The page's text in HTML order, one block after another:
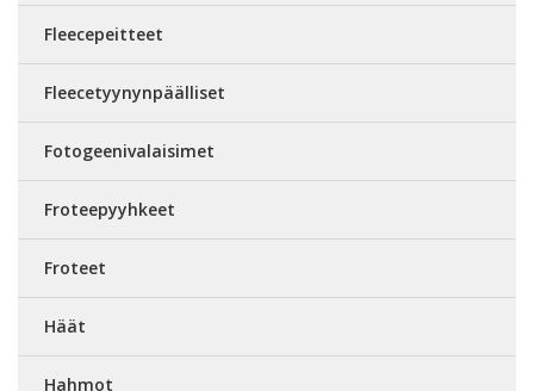
Fleecepeitteet
Fleecetyynynpäälliset
Fotogeenivalaisimet
Froteepyyhkeet
Froteet
Häät
Hahmot